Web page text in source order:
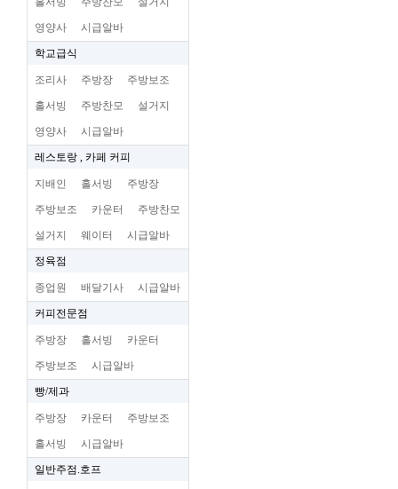
영양사 시급알바
학교급식
조리사 주방장 주방보조
홀서빙 주방찬모 설거지
영양사 시급알바
레스토랑 , 카페 커피
지배인 홀서빙 주방장
주방보조 카운터 주방찬모
설거지 웨이터 시급알바
정육점
종업원 배달기사 시급알바
커피전문점
주방장 홀서빙 카운터
주방보조 시급알바
빵/제과
주방장 카운터 주방보조
홀서빙 시급알바
일반주점.호프